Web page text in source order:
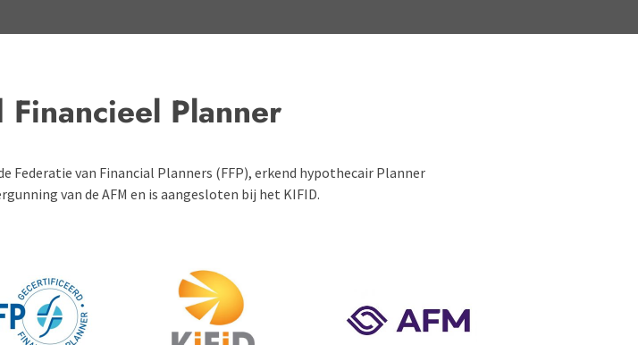
Planner
Federatie van Financial Planners (FFP), erkend hypothecair Planner
van de AFM en is aangesloten bij het KIFID.